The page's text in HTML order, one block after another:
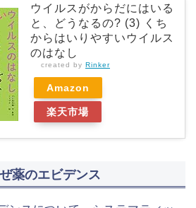
ウイルスがからだにはいる
と、どうなるの? (3) くち
からはいりやすいウイルス
のはなし
created by Rinker
Amazon
楽天市場
薬のエビデンス